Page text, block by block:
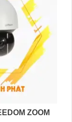
ZOOM